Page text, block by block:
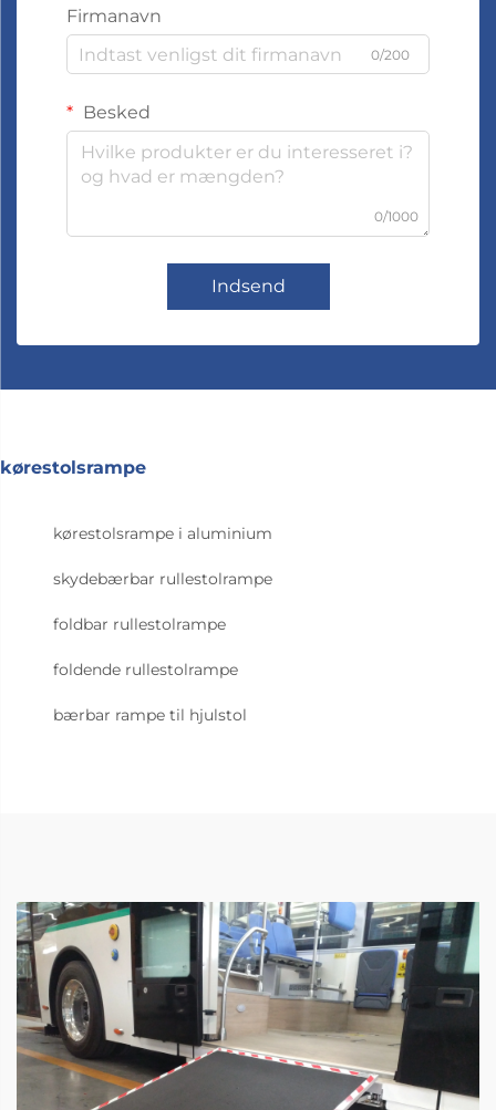
Firmanavn
0/200
Besked
0/1000
Indsend
kørestolsrampe
kørestolsrampe i aluminium
skydebærbar rullestolrampe
foldbar rullestolrampe
foldende rullestolrampe
bærbar rampe til hjulstol